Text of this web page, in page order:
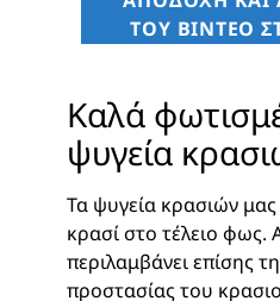
Καλά
ψυγεία
Τα ψυγεία κρασιών
κρασί στο τέλειο φως.
περιλαμβάνει επίσης
προστασίας του